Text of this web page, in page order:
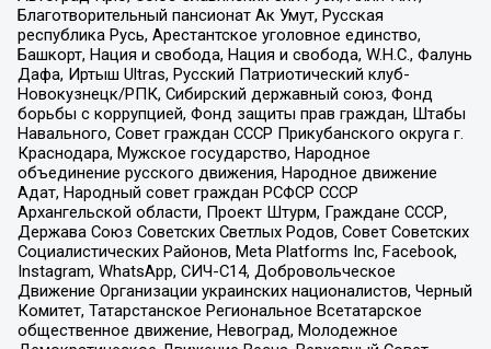
Благотворительный пансионат Ак Умут, Русская
республика Русь, Арестантское уголовное единство,
Башкорт, Нация и свобода, Нация и свобода, W.H.С., Фалунь
Дафа, Иртыш Ultras, Русский Патриотический клуб-
Новокузнецк/РПК, Сибирский державный союз, Фонд
борьбы с коррупцией, Фонд защиты прав граждан, Штабы
Навального, Совет граждан СССР Прикубанского округа г.
Краснодара, Мужское государство, Народное
объединение русского движения, Народное движение
Адат, Народный совет граждан РСФСР СССР
Архангельской области, Проект Штурм, Граждане СССР,
Держава Союз Советских Светлых Родов, Совет Советских
Социалистических Районов, Meta Platforms Inc, Facebook,
Instagram, WhatsApp, СИЧ-С14, Добровольческое
Движение Организации украинских националистов, Черный
Комитет, Татарстанское Региональное Всетатарское
общественное движение, Невоград, Молодежное